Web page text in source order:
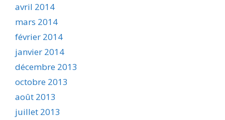
avril 2014
mars 2014
février 2014
janvier 2014
décembre 2013
octobre 2013
août 2013
juillet 2013